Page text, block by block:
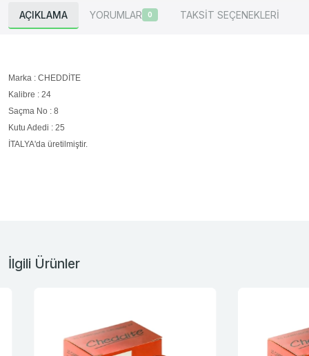
AÇIKLAMA YORUMLAR 0 TAKSİT SEÇENEKLERİ
Marka : CHEDDİTE
Kalibre : 24
Saçma No : 8
Kutu Adedi : 25
İTALYA'da üretilmiştir.
İlgili Ürünler